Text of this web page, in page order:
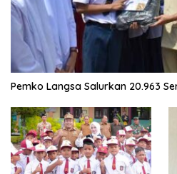
Pemko Langsa Salurkan 20.963